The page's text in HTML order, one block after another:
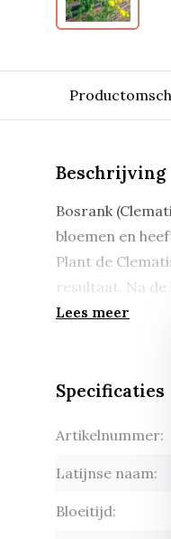
Beschrijving
Bosrank
bloemen en
Plant de
resultaat. Na
Lees meer
Specificaties
Artikelnummer:
Latijnse naam:
Bloeitijd: